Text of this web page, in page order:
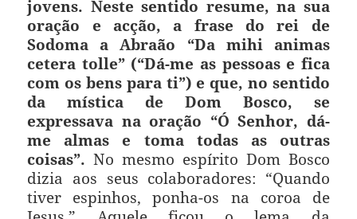
jovens. Neste sentido resume, na sua
oração e acção, a frase do rei de
Sodoma a Abraão “Da mihi animas
cetera tolle” (“Dá-me as pessoas e fica
com os bens para ti”) e que, no sentido
da mística de Dom Bosco, se
expressava na oração “Ó Senhor, dá-
me almas e toma todas as outras
coisas”. No mesmo espírito Dom Bosco
dizia aos seus colaboradores: “Quando
tiver espinhos, ponha-os na coroa de